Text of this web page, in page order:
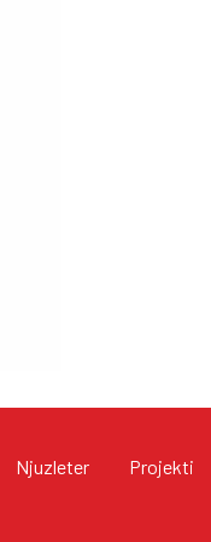
Njuzleter Projekti